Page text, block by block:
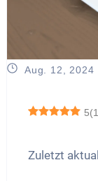
Aug. 12, 2024
5(1
Zuletzt